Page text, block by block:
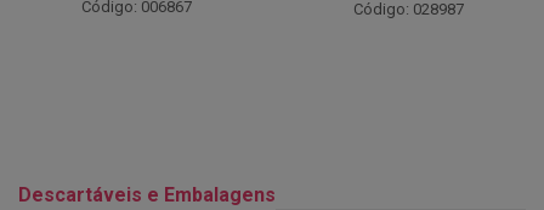
Código: 028987 Código: 028164
Descartáveis e Embalagens